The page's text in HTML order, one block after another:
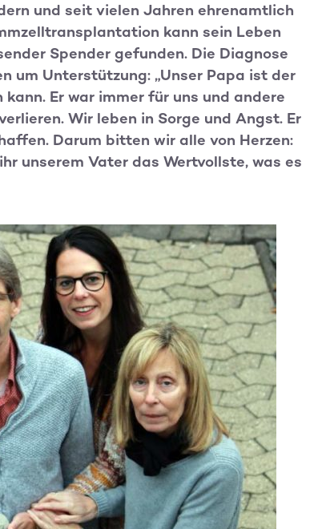
und seit vielen Jahren ehrenamtlich
kann sein Leben
Spender gefunden. Die Diagnose
um Unterstützung: „Unser Papa ist der
Er war immer für uns und andere
Wir leben in Sorge und Angst. Er
Darum bitten wir alle von Herzen:
unserem Vater das Wertvollste, was es